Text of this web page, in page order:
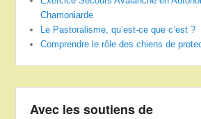
Chamoniarde
Le Pastoralisme, qu’est-ce que c’est ?
Comprendre le rôle des chiens de
Avec les soutiens de